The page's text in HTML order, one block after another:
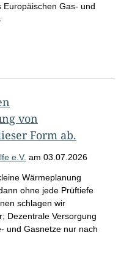
Gas- und
von
Form ab.
e.V. am 03.07.2026
Wärmeplanung
ohne jede Prüftiefe
schlagen wir
Dezentrale Versorgung
und Gasnetze nur nach